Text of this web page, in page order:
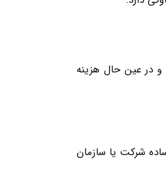
و در عین حال هزینه
شرکت یا سازمان